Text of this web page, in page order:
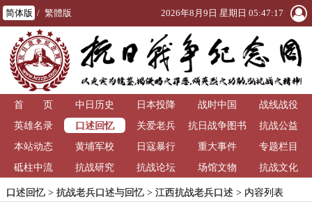
简体版 / 繁體版 2026年8月9日 星期日 05:47:17
首 页 中日历史 日本投降 战时中国
战线战役
英雄名录
口述回忆 关爱老兵
抗日战争图书
馆
抗战公益
本站动态
黄埔军校 日寇暴行 重大事件
专题栏目
砥柱中流
抗战研究 抗战论坛 场馆文物 抗战文化
口述回忆> 抗战老兵口述与回忆> 江西抗战老兵口述 > 内容列表